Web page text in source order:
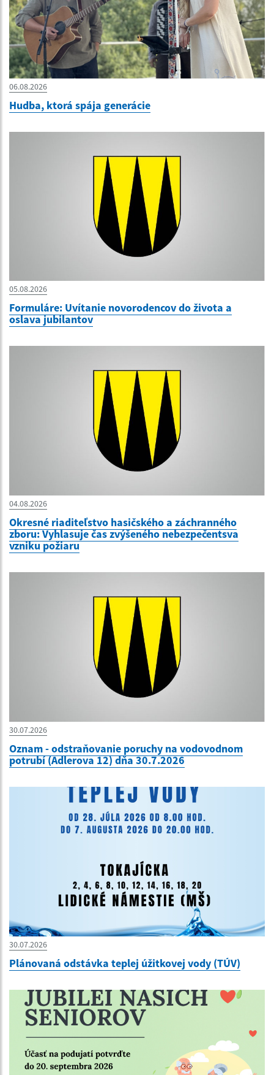
06.08.2026
Hudba, ktorá spája generácie
05.08.2026
Formuláre: Uvítanie novorodencov do života a
oslava jubilantov
04.08.2026
Okresné riaditeľstvo hasičského a záchranného
zboru: Vyhlasuje čas zvýšeného nebezpečentsva
vzniku požiaru
30.07.2026
Oznam - odstraňovanie poruchy na vodovodnom
potrubí (Adlerova 12) dňa 30.7.2026
30.07.2026
Plánovaná odstávka teplej úžitkovej vody (TÚV)